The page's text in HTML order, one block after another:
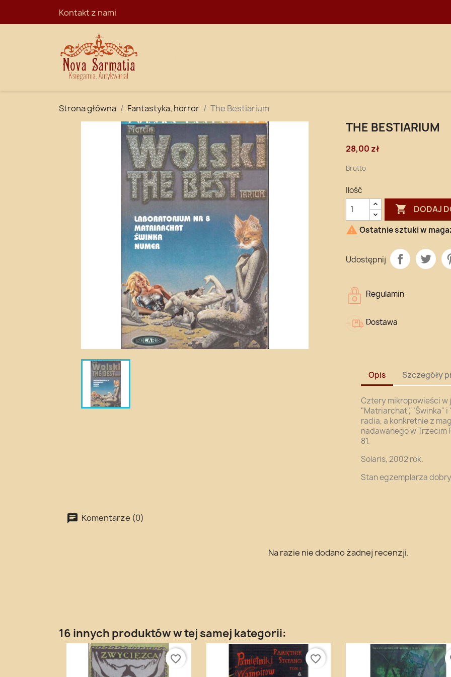
Kontakt z nami
Strona główna Fantastyka, horror The Bestiarium
THE BESTIARIUM
28,00 zł
Brutto
Ilość
 DODAJ
 Ostatnie sztuki w
Udostępnij
Regulamin
Dostawa
Opis Szczegóły
Cztery mikropowieści w
"Matriarchat", "Świnka"
radia, a konkretnie z
nadawanego w Trzecim
81.
Solaris, 2002 rok.
Stan egzemplarza
Komentarze (0)
Na razie nie dodano żadnej recenzji.
16 innych produktów w tej samej kategorii:
favorite_border favorite_border